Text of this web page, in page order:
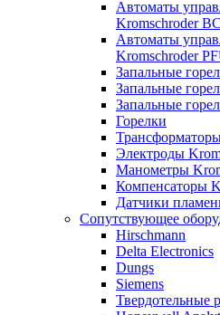
Автоматы
Kromschroder
Автоматы
Kromschroder
Запальные
Запальные
Запальные
Горелки
Электроды
Манометры
Компенсаторы
Датчики
Сопутствующее
Hirschmann
Delta Electronics
Dungs
Siemens
Твердотельные